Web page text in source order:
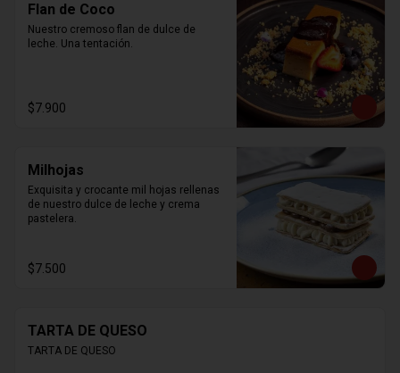
Flan de Coco
Nuestro cremoso flan de dulce de
leche. Una tentación.
$7.900
Milhojas
Exquisita y crocante mil hojas rellenas
de nuestro dulce de leche y crema
pastelera.
$7.500
TARTA DE QUESO
TARTA DE QUESO